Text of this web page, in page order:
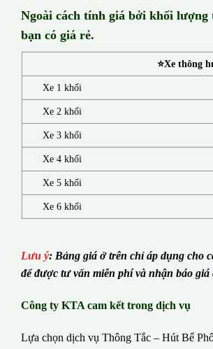
Ngoài cách tính giá bởi khối lượng
bạn có giá rẻ.
⭐Xe thông
Xe 1 khối
Xe 2 khối
Xe 3 khối
Xe 4 khối
Xe 5 khối
Xe 6 khối
Lưu ý: Bảng giá ở trên chỉ áp dụng cho
để được tư vấn miễn phí và nhận báo
Công ty KTA cam kết trong dịch vụ
Lựa chọn dịch vụ Thông Tắc – Hút Bể